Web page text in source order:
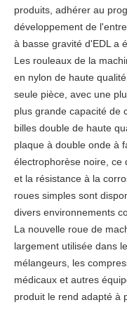
produits, adhérer au
développement de
à basse gravité d'EDL a
Les rouleaux de la
en nylon de haute
seule pièce, avec une
plus grande capacité de
billes double de haute
plaque à double onde à
électrophorèse noire, ce
et la résistance à la
roues simples sont
divers environnements
La nouvelle roue de
largement utilisée dans
mélangeurs, les
médicaux et autres
produit le rend adapté à